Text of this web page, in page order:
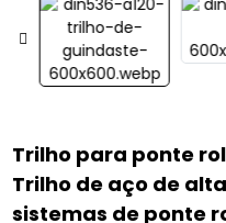
Trilho para ponte
Trilho de aço de
sistemas de ponte